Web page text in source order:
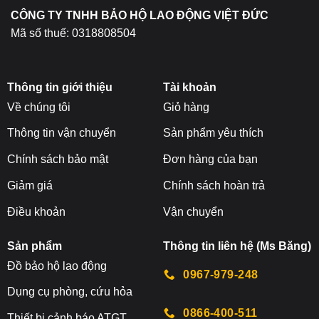
phẩm
CÔNG TY TNHH BẢO HỘ LAO ĐỘNG VIỆT ĐỨC
Mã số thuế: 0318808504
Thông tin giới thiệu
Về chúng tôi
Thông tin vận chuyển
Chính sách bảo mật
Giảm giá
Điều khoản
Tài khoản
Giỏ hàng
Sản phẩm yêu thích
Đơn hàng của bạn
Chính sách hoàn trả
Vận chuyển
Sản phẩm
Đồ bảo hộ lao động
Dụng cụ phòng, cứu hỏa
Thông tin liên hệ (Ms Băng)
0967-979-248
0866-400-511